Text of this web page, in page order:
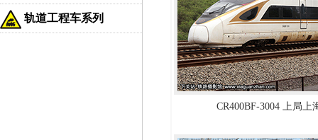
轨道工程车系列
CR400BF-3004 上局上